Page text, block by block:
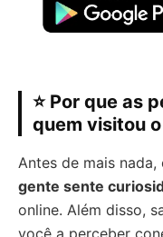
⭐ Por que as
quem visitou
Antes de mais
gente sente
online. Além disso,